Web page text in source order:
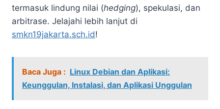
termasuk lindung nilai (hedging), spekulasi, dan
arbitrase. Jelajahi lebih lanjut di
smkn19jakarta.sch.id!
Baca Juga : Linux Debian dan Aplikasi:
Keunggulan, Instalasi, dan Aplikasi Unggulan